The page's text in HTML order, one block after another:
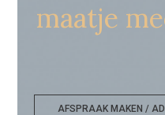
maatje
AFSPRAAK MAKEN /